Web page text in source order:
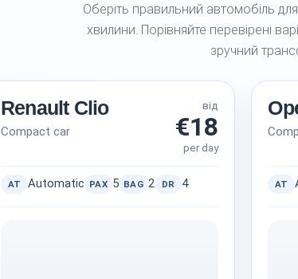
Оберіть правильний автомобіль
хвилини. Порівняйте перевірені
зручний
Renault Clio
Compact car
від
€18
per day
AT Automatic PAX 5 BAG 2 DR 4 AT